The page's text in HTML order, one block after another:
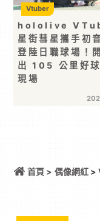
hololive
星街彗星攜手初
登陸日職球場！
出 105 公里好
現場
Vtuber
首頁 > 偶像網紅>